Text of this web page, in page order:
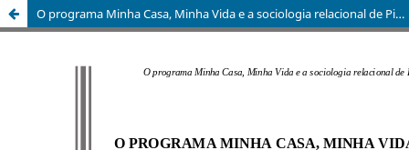
O programa Minha Casa, Minha Vida e a sociologia relacional de Pierre Bourdieu